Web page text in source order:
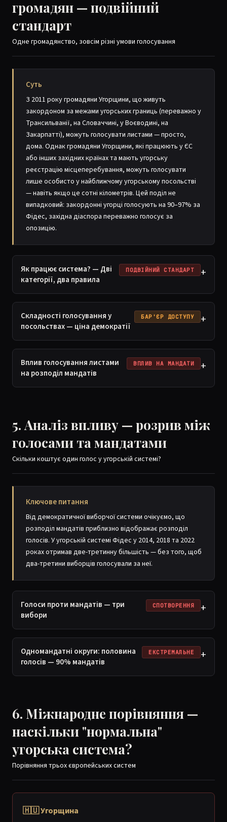
громадян — подвійний
стандарт
Одне громадянство, зовсім різні умови голосування
Суть
З 2011 року громадяни Угорщини, що живуть
закордоном за межами угорських границь (переважно у
Трансильванії, на Словаччині, у Воєводині, на
Закарпатті), можуть голосувати листами — просто,
дома. Однак громадяни Угорщини, які працюють у ЄС
або інших західних країнах та мають угорську
реєстрацію місцеперебування, можуть голосувати
лише особисто у найближчому угорському посольстві
— навіть якщо це сотні кілометрів. Цей поділ не
випадковий: закордонні угорці голосують на 90–97% за
Фідес, західна діаспора переважно голосує за
опозицію.
Як працює система? — Дві
категорії, два правила
ПОДВІЙНИЙ СТАНДАРТ +
Складності голосування у
посольствах — ціна демократії
БАР'ЄР ДОСТУПУ +
Вплив голосування листами
на розподіл мандатів
ВПЛИВ НА МАНДАТИ +
5. Аналіз впливу — розрив між
голосами та мандатами
Скільки коштує один голос у угорській системі?
Ключове питання
Від демократичної виборчої системи очікуємо, що
розподіл мандатів приблизно відображає розподіл
голосів. У угорській системі Фідес у 2014, 2018 та 2022
роках отримав две-третинну більшість — без того, щоб
два-третини виборців голосували за неї.
Голоси проти мандатів — три
вибори
СПОТВОРЕННЯ +
Одномандатні округи: половина
голосів — 90% мандатів
ЕКСТРЕМАЛЬНЕ +
6. Міжнародне порівняння —
наскільки "нормальна"
угорська система?
Порівняння трьох європейських систем
🇭🇺 Угорщина